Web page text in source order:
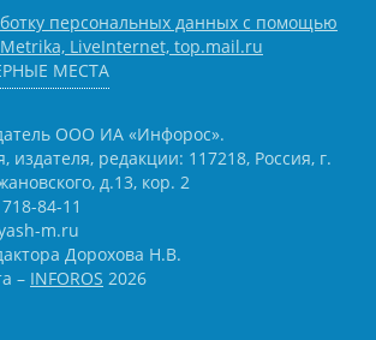
персональных данных с помощью
LiveInternet, top.mail.ru
МЕСТА
ООО ИА «Инфорос».
издателя, редакции: 117218, Россия, г.
д.13, кор. 2
84-11
m.ru
Дорохова Н.В.
– INFOROS 2026